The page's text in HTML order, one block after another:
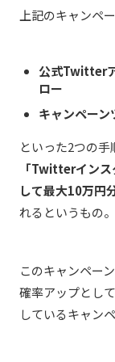
上記のキャンペー
公式Twitter
ロー
キャンペーン
といった2つの
「Twitterインス
して最大10万円
れるというもの。
このキャンペー
確率アップとし
しているキャン